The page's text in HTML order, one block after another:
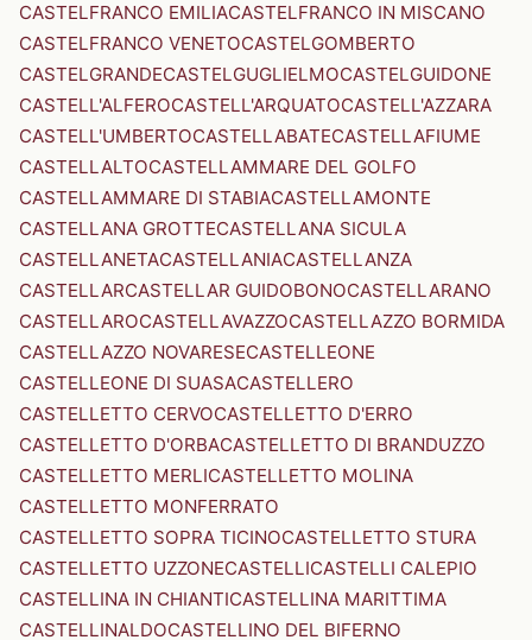
CASTELFRANCO EMILIACASTELFRANCO IN MISCANO
CASTELFRANCO VENETOCASTELGOMBERTO
CASTELGRANDECASTELGUGLIELMOCASTELGUIDONE
CASTELL'ALFEROCASTELL'ARQUATOCASTELL'AZZARA
CASTELL'UMBERTOCASTELLABATECASTELLAFIUME
CASTELLALTOCASTELLAMMARE DEL GOLFO
CASTELLAMMARE DI STABIACASTELLAMONTE
CASTELLANA GROTTECASTELLANA SICULA
CASTELLANETACASTELLANIACASTELLANZA
CASTELLARCASTELLAR GUIDOBONOCASTELLARANO
CASTELLAROCASTELLAVAZZOCASTELLAZZO BORMIDA
CASTELLAZZO NOVARESECASTELLEONE
CASTELLEONE DI SUASACASTELLERO
CASTELLETTO CERVOCASTELLETTO D'ERRO
CASTELLETTO D'ORBACASTELLETTO DI BRANDUZZO
CASTELLETTO MERLICASTELLETTO MOLINA
CASTELLETTO MONFERRATO
CASTELLETTO SOPRA TICINOCASTELLETTO STURA
CASTELLETTO UZZONECASTELLICASTELLI CALEPIO
CASTELLINA IN CHIANTICASTELLINA MARITTIMA
CASTELLINALDOCASTELLINO DEL BIFERNO